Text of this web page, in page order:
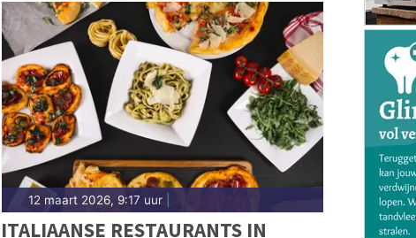
12 maart 2026, 9:17 uur|
ITALIAANSE RESTAURANTS IN